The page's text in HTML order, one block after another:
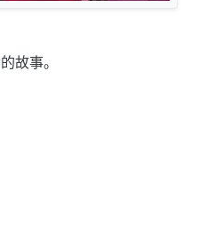
故事。